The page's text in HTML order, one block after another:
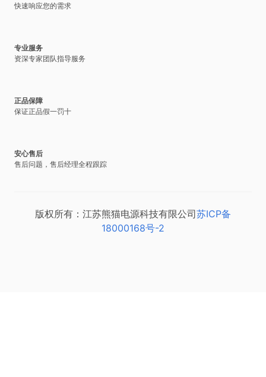
快速响应您的需求
专业服务
资深专家团队指导服务
正品保障
保证正品假一罚十
安心售后
售后问题，售后经理全程跟踪
版权所有：江苏熊猫电源科技有限公司苏ICP备
18000168号-2